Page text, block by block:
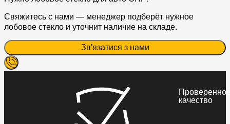
Свяжитесь с нами — менеджер подберёт нужное
лобовое стекло и уточнит наличие на складе.
Зв'язатися з нами
качество